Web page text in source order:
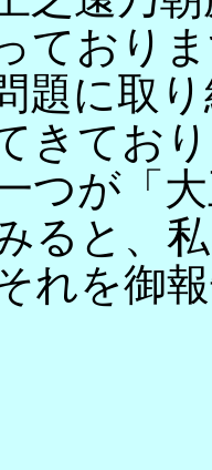
ており
題に取
きてお
つが「
ると、
れを御